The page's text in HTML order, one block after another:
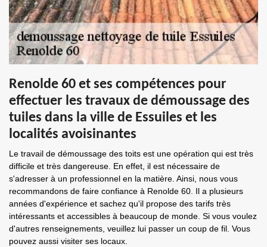
Renolde 60 et ses compétences pour
effectuer les travaux de démoussage des
tuiles dans la ville de Essuiles et les
localités avoisinantes
Le travail de démoussage des toits est une opération qui est très
difficile et très dangereuse. En effet, il est nécessaire de
s'adresser à un professionnel en la matière. Ainsi, nous vous
recommandons de faire confiance à Renolde 60. Il a plusieurs
années d'expérience et sachez qu'il propose des tarifs très
intéressants et accessibles à beaucoup de monde. Si vous voulez
d'autres renseignements, veuillez lui passer un coup de fil. Vous
pouvez aussi visiter ses locaux.